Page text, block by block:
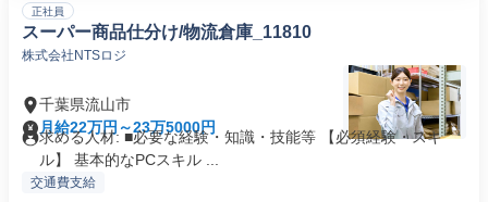
正社員
スーパー商品仕分け/物流倉庫_11810
株式会社NTSロジ
千葉県流山市
月給22万円～23万5000円
求める人材: ■必要な経験・知識・技能等 【必須経験・スキ
ル】 基本的なPCスキル ...
交通費支給